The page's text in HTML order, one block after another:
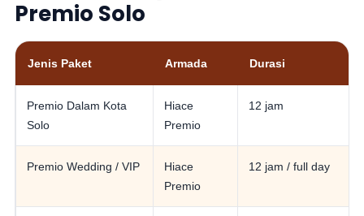
Premio Solo
Jenis Paket Armada Durasi
Premio Dalam Kota
Solo
Hiace
Premio
12 jam
Premio Wedding / VIP
Hiace
Premio
12 jam / full day